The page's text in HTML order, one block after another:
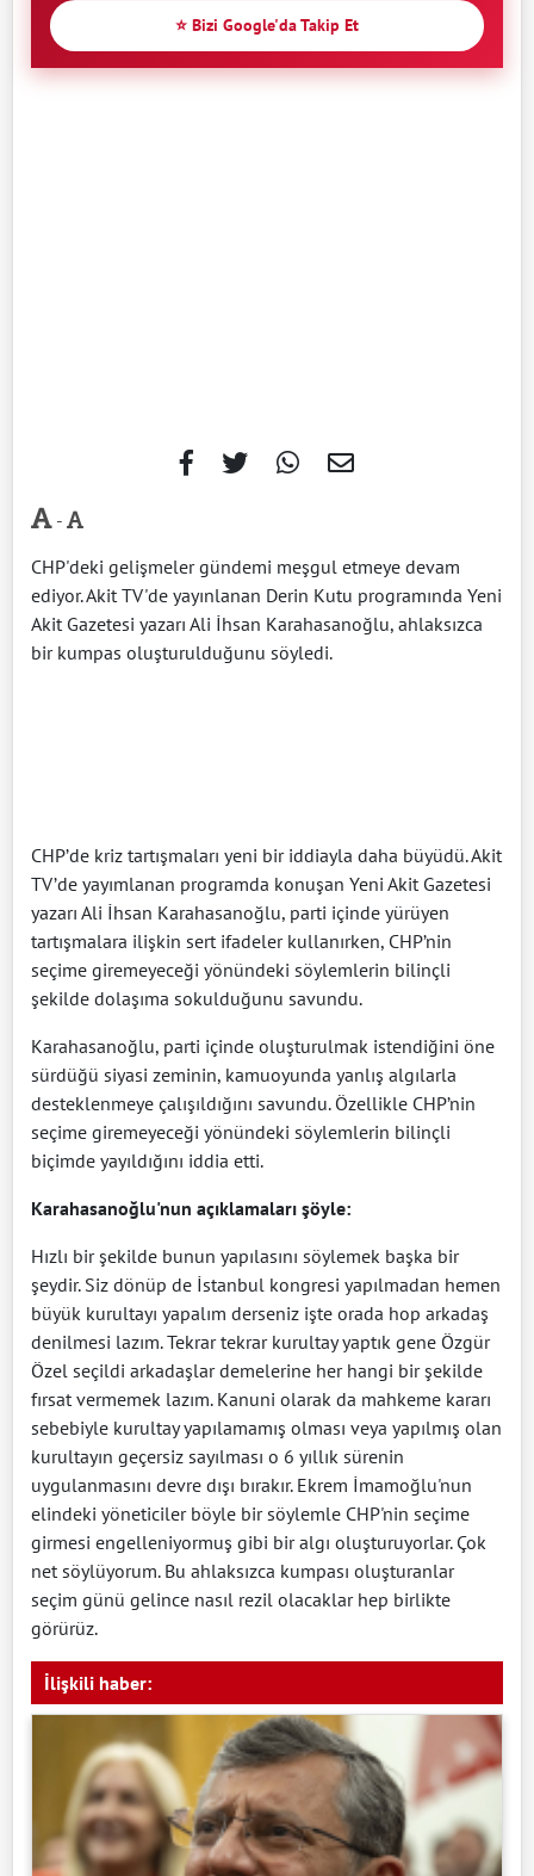
⭐ Bizi Google'da Takip Et
-
CHP'deki gelişmeler gündemi meşgul etmeye devam
ediyor. Akit TV'de yayınlanan Derin Kutu programında Yeni
Akit Gazetesi yazarı Ali İhsan Karahasanoğlu, ahlaksızca
bir kumpas oluşturulduğunu söyledi.
CHP’de kriz tartışmaları yeni bir iddiayla daha büyüdü. Akit
TV’de yayımlanan programda konuşan Yeni Akit Gazetesi
yazarı Ali İhsan Karahasanoğlu, parti içinde yürüyen
tartışmalara ilişkin sert ifadeler kullanırken, CHP’nin
seçime giremeyeceği yönündeki söylemlerin bilinçli
şekilde dolaşıma sokulduğunu savundu.
Karahasanoğlu, parti içinde oluşturulmak istendiğini öne
sürdüğü siyasi zeminin, kamuoyunda yanlış algılarla
desteklenmeye çalışıldığını savundu. Özellikle CHP’nin
seçime giremeyeceği yönündeki söylemlerin bilinçli
biçimde yayıldığını iddia etti.
Karahasanoğlu'nun açıklamaları şöyle:
Hızlı bir şekilde bunun yapılasını söylemek başka bir
şeydir. Siz dönüp de İstanbul kongresi yapılmadan hemen
büyük kurultayı yapalım derseniz işte orada hop arkadaş
denilmesi lazım. Tekrar tekrar kurultay yaptık gene Özgür
Özel seçildi arkadaşlar demelerine her hangi bir şekilde
fırsat vermemek lazım. Kanuni olarak da mahkeme kararı
sebebiyle kurultay yapılamamış olması veya yapılmış olan
kurultayın geçersiz sayılması o 6 yıllık sürenin
uygulanmasını devre dışı bırakır. Ekrem İmamoğlu'nun
elindeki yöneticiler böyle bir söylemle CHP'nin seçime
girmesi engelleniyormuş gibi bir algı oluşturuyorlar. Çok
net söylüyorum. Bu ahlaksızca kumpası oluşturanlar
seçim günü gelince nasıl rezil olacaklar hep birlikte
görürüz.
İlişkili haber: